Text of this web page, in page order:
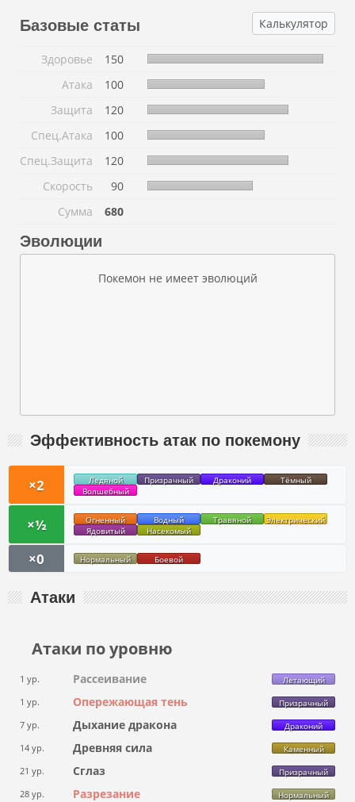
Базовые статы Калькулятор
Здоровье
150
Атака
100
Защита
120
Спец.Атака
100
Спец.Защита
120
Скорость
90
Сумма
680
Эволюции
Покемон не имеет эволюций
Эффективность атак по покемону
×2 Ледяной Призрачный Драконий
Тёмный
Волшебный
×½ Огненный Водный Травяной
Электрический
Ядовитый
Насекомый
×0 Нормальный Боевой
Атаки
Атаки по уровню
1 ур. Рассеивание Летающий
1 ур. Опережающая тень Призрачный
7 ур. Дыхание дракона Драконий
14 ур. Древняя сила Каменный
21 ур. Сглаз Призрачный
28 ур. Разрезание Нормальный